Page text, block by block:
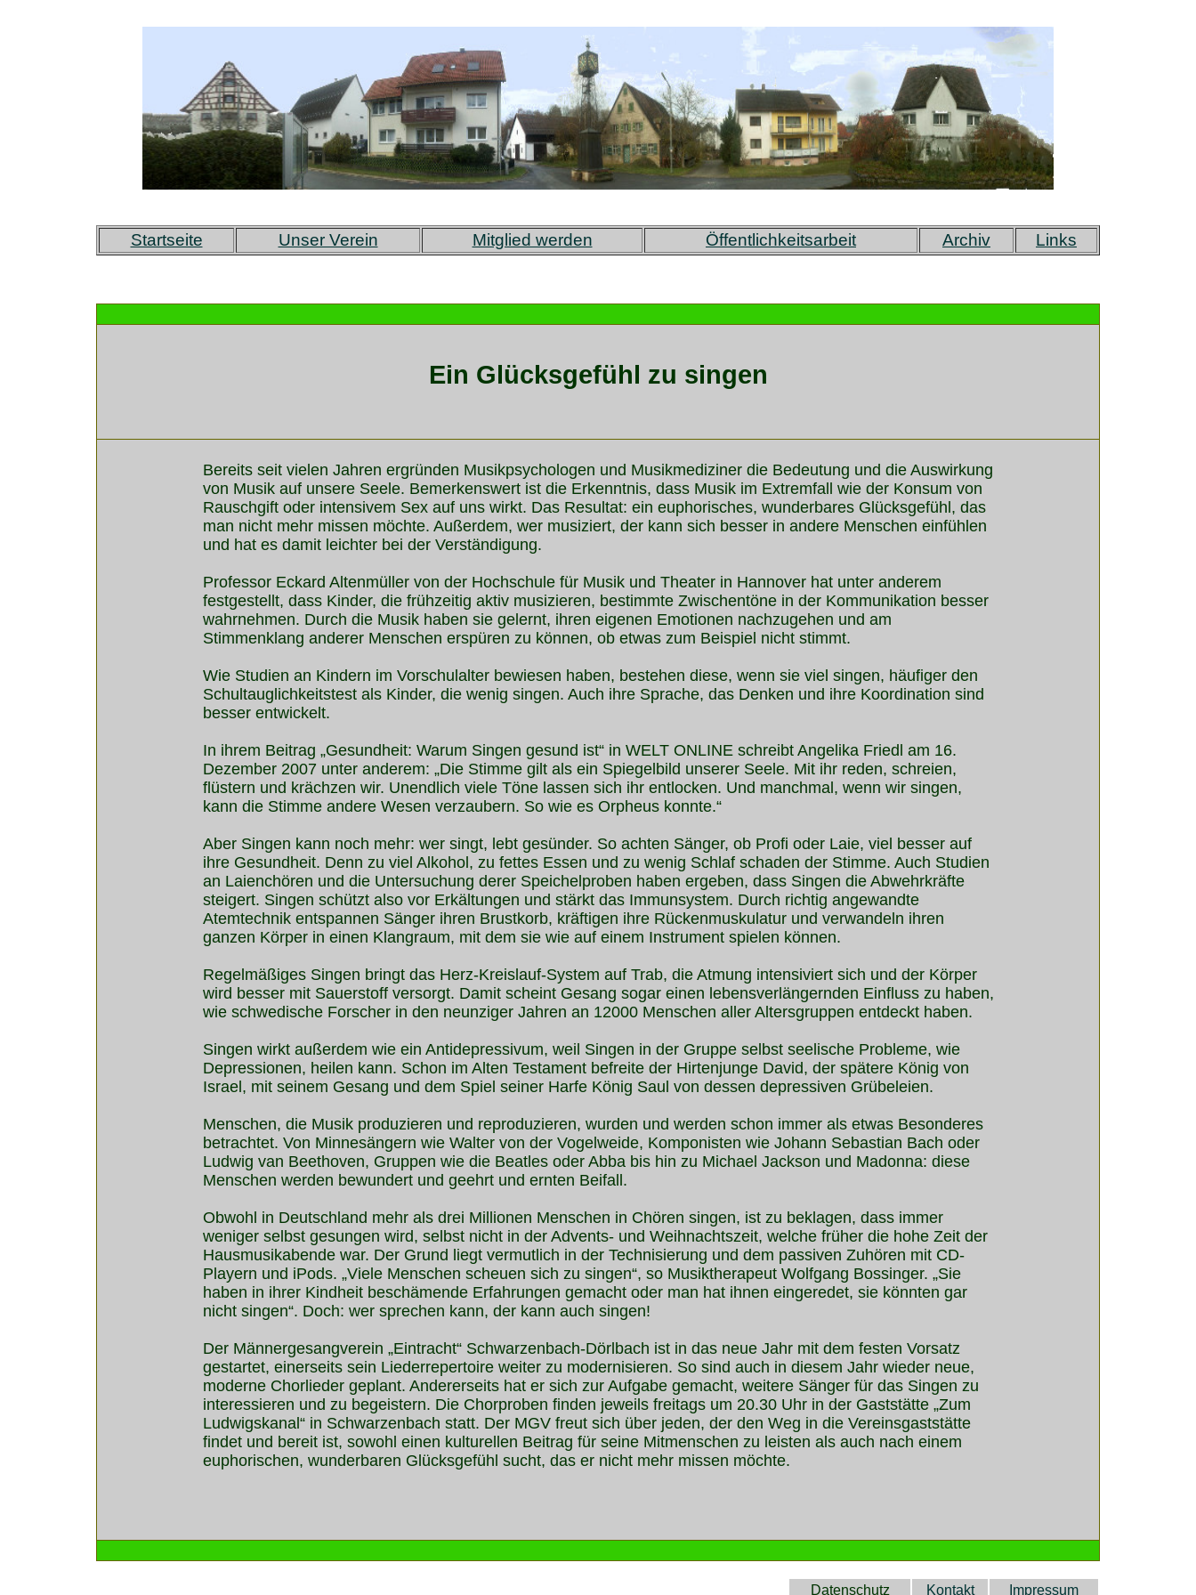
Startseite Unser Verein Mitglied werden Öffentlichkeitsarbeit Archiv Links
Ein Glücksgefühl zu singen
Bereits seit vielen Jahren ergründen Musikpsychologen und Musikmediziner die Bedeutung und die Auswirkung
von Musik auf unsere Seele. Bemerkenswert ist die Erkenntnis, dass Musik im Extremfall wie der Konsum von
Rauschgift oder intensivem Sex auf uns wirkt. Das Resultat: ein euphorisches, wunderbares Glücksgefühl, das
man nicht mehr missen möchte. Außerdem, wer musiziert, der kann sich besser in andere Menschen einfühlen
und hat es damit leichter bei der Verständigung.
Professor Eckard Altenmüller von der Hochschule für Musik und Theater in Hannover hat unter anderem
festgestellt, dass Kinder, die frühzeitig aktiv musizieren, bestimmte Zwischentöne in der Kommunikation besser
wahrnehmen. Durch die Musik haben sie gelernt, ihren eigenen Emotionen nachzugehen und am
Stimmenklang anderer Menschen erspüren zu können, ob etwas zum Beispiel nicht stimmt.
Wie Studien an Kindern im Vorschulalter bewiesen haben, bestehen diese, wenn sie viel singen, häufiger den
Schultauglichkeitstest als Kinder, die wenig singen. Auch ihre Sprache, das Denken und ihre Koordination sind
besser entwickelt.
In ihrem Beitrag „Gesundheit: Warum Singen gesund ist“ in WELT ONLINE schreibt Angelika Friedl am 16.
Dezember 2007 unter anderem: „Die Stimme gilt als ein Spiegelbild unserer Seele. Mit ihr reden, schreien,
flüstern und krächzen wir. Unendlich viele Töne lassen sich ihr entlocken. Und manchmal, wenn wir singen,
kann die Stimme andere Wesen verzaubern. So wie es Orpheus konnte.“
Aber Singen kann noch mehr: wer singt, lebt gesünder. So achten Sänger, ob Profi oder Laie, viel besser auf
ihre Gesundheit. Denn zu viel Alkohol, zu fettes Essen und zu wenig Schlaf schaden der Stimme. Auch Studien
an Laienchören und die Untersuchung derer Speichelproben haben ergeben, dass Singen die Abwehrkräfte
steigert. Singen schützt also vor Erkältungen und stärkt das Immunsystem. Durch richtig angewandte
Atemtechnik entspannen Sänger ihren Brustkorb, kräftigen ihre Rückenmuskulatur und verwandeln ihren
ganzen Körper in einen Klangraum, mit dem sie wie auf einem Instrument spielen können.
Regelmäßiges Singen bringt das Herz-Kreislauf-System auf Trab, die Atmung intensiviert sich und der Körper
wird besser mit Sauerstoff versorgt. Damit scheint Gesang sogar einen lebensverlängernden Einfluss zu haben,
wie schwedische Forscher in den neunziger Jahren an 12000 Menschen aller Altersgruppen entdeckt haben.
Singen wirkt außerdem wie ein Antidepressivum, weil Singen in der Gruppe selbst seelische Probleme, wie
Depressionen, heilen kann. Schon im Alten Testament befreite der Hirtenjunge David, der spätere König von
Israel, mit seinem Gesang und dem Spiel seiner Harfe König Saul von dessen depressiven Grübeleien.
Menschen, die Musik produzieren und reproduzieren, wurden und werden schon immer als etwas Besonderes
betrachtet. Von Minnesängern wie Walter von der Vogelweide, Komponisten wie Johann Sebastian Bach oder
Ludwig van Beethoven, Gruppen wie die Beatles oder Abba bis hin zu Michael Jackson und Madonna: diese
Menschen werden bewundert und geehrt und ernten Beifall.
Obwohl in Deutschland mehr als drei Millionen Menschen in Chören singen, ist zu beklagen, dass immer
weniger selbst gesungen wird, selbst nicht in der Advents- und Weihnachtszeit, welche früher die hohe Zeit der
Hausmusikabende war. Der Grund liegt vermutlich in der Technisierung und dem passiven Zuhören mit CD-
Playern und iPods. „Viele Menschen scheuen sich zu singen“, so Musiktherapeut Wolfgang Bossinger. „Sie
haben in ihrer Kindheit beschämende Erfahrungen gemacht oder man hat ihnen eingeredet, sie könnten gar
nicht singen“. Doch: wer sprechen kann, der kann auch singen!
Der Männergesangverein „Eintracht“ Schwarzenbach-Dörlbach ist in das neue Jahr mit dem festen Vorsatz
gestartet, einerseits sein Liederrepertoire weiter zu modernisieren. So sind auch in diesem Jahr wieder neue,
moderne Chorlieder geplant. Andererseits hat er sich zur Aufgabe gemacht, weitere Sänger für das Singen zu
interessieren und zu begeistern. Die Chorproben finden jeweils freitags um 20.30 Uhr in der Gaststätte „Zum
Ludwigskanal“ in Schwarzenbach statt. Der MGV freut sich über jeden, der den Weg in die Vereinsgaststätte
findet und bereit ist, sowohl einen kulturellen Beitrag für seine Mitmenschen zu leisten als auch nach einem
euphorischen, wunderbaren Glücksgefühl sucht, das er nicht mehr missen möchte.
Datenschutz Kontakt Impressum